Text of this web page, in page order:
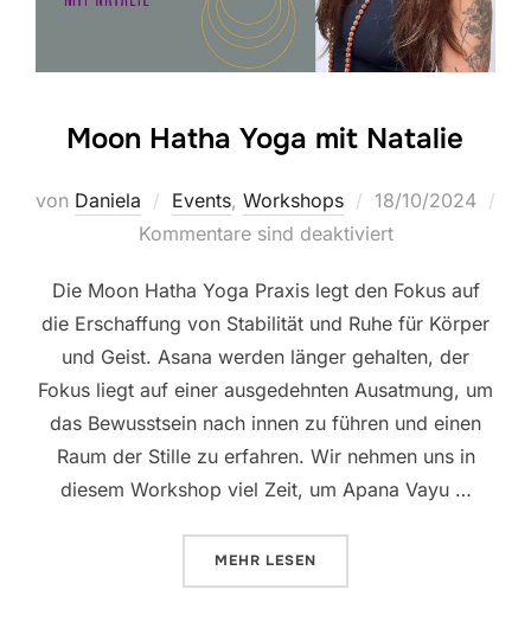
Moon Hatha Yoga mit Natalie
von Daniela Events, Workshops
Veröffentlicht
am
18/10/2024
Kommentare sind deaktiviert
Die Moon Hatha Yoga Praxis legt den Fokus auf
die Erschaffung von Stabilität und Ruhe für Körper
und Geist. Asana werden länger gehalten, der
Fokus liegt auf einer ausgedehnten Ausatmung, um
das Bewusstsein nach innen zu führen und einen
Raum der Stille zu erfahren. Wir nehmen uns in
diesem Workshop viel Zeit, um Apana Vayu …
MEHR ÜBER „MOON HATHA YOGA MIT
LESEN